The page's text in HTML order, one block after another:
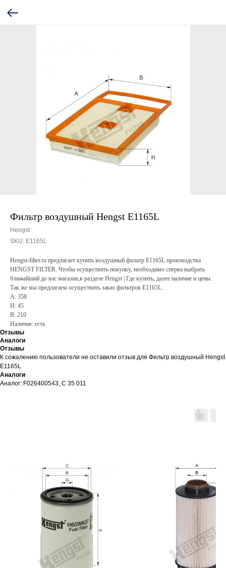
Фильтр воздушный Hengst E1165L
Hengst
SKU: E1165L
Hengst-filter.ru предлагает купить воздушный фильтр E1165L производства
HENGST FILTER. Чтобы осуществить покупку, необходимо сперва выбрать
ближайший до вас магазин,в разделе Hengst | Где купить, далее наличие и цены.
Так же мы предлагаем осуществить заказ фильтров E1165L.
A: 358
H: 45
B: 210
Наличие: есть
Отзывы
Аналоги
Отзывы
К сожалению пользователи не оставили отзыв для Фильтр воздушный Hengst
E1165L
Аналоги
Аналог: F026400543, C 35 011